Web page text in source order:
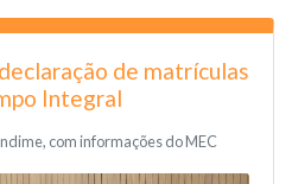
de matrículas
Integral
com informações do MEC